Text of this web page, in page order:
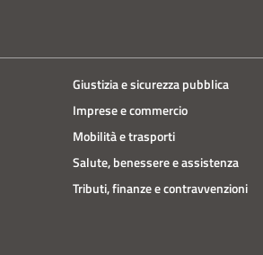
Giustizia e sicurezza pubblica
Imprese e commercio
Mobilità e trasporti
Salute, benessere e assistenza
Tributi, finanze e contravvenzioni